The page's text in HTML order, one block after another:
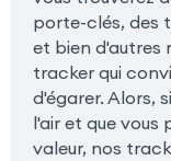
porte-clés, des
et bien d'autres
tracker qui
d'égarer. Alors,
l'air et que vous
valeur, nos